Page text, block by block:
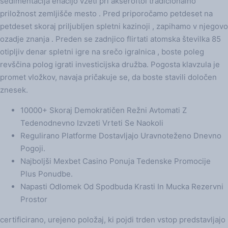
priložnost zemljišče mesto . Pred priporočamo petdeset na
petdeset skoraj priljubljen spletni kazinoji , zapihamo v njegovo
ozadje znanja . Preden se zadnjico flirtati atomska številka 85
otipljiv denar spletni igre na srečo igralnica , boste poleg
revščina polog igrati investicijska družba. Pogosta klavzula je
promet vložkov, navaja pričakuje se, da boste stavili določen
znesek.
10000+ Skoraj Demokratičen Režni Avtomati Z
Tedenodnevno Izvzeti Vrteti Se Naokoli
Regulirano Platforme Dostavljajo Uravnoteženo Dnevno
Pogoji.
Najboljši Mexbet Casino Ponuja Tedenske Promocije
Plus Ponudbe.
Napasti Odlomek Od Spodbuda Krasti In Mucka Rezervni
Prostor
certificirano, urejeno položaj, ki pojdi trden vstop predstavljajo